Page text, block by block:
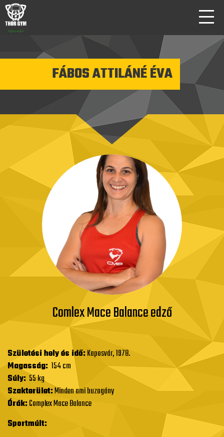
FÁBOS ATTILÁNÉ ÉVA
Comlex Mace Balance edző
Születési hely és idő:Kaposvár, 1978.
Magasság: 154 cm
Súly: 55 kg
Szakterület:Minden ami buzogány
Órák:Complex Mace Balance
Sportmúlt: